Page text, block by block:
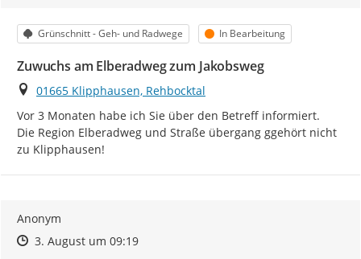
Kategorie
Grünschnitt - Geh- und Radwege Status
In Bearbeitung
Zuwuchs am Elberadweg zum Jakobsweg
Ort
01665 Klipphausen, Rehbocktal
Vor 3 Monaten habe ich Sie über den Betreff informiert.
Die Region Elberadweg und Straße übergang ggehört nicht
zu Klipphausen!
Anonym
Zeitpunkt des Erstellens
Zeitpunkt des Erstellens
3. August um 09:19Zur Äußerung